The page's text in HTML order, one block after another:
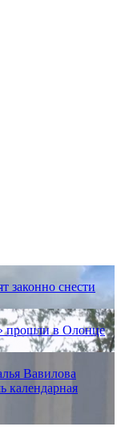
законно снести
прошли в Олонце
Вавилова
календарная